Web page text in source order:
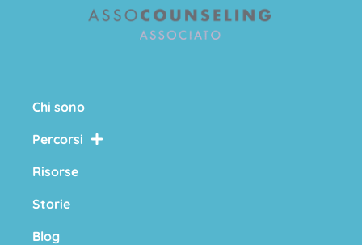
Chi sono
Percorsi
Risorse
Storie
Blog